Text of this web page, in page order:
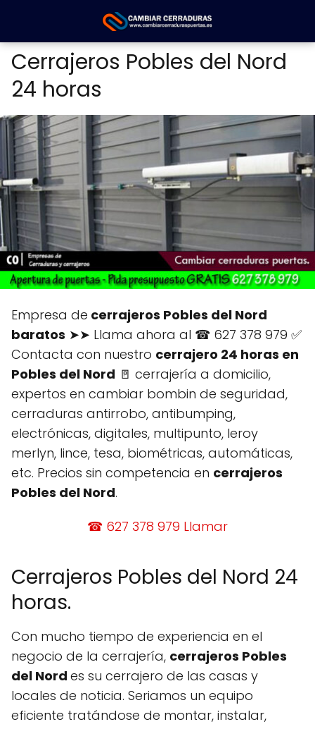
Cerrajeros Pobles del Nord
24 horas
Empresa de cerrajeros Pobles del Nord
baratos ➤➤ Llama ahora al ☎ 627 378 979 ✅
Contacta con nuestro cerrajero 24 horas en
Pobles del Nord 🚪 cerrajería a domicilio,
expertos en cambiar bombin de seguridad,
cerraduras antirrobo, antibumping,
electrónicas, digitales, multipunto, leroy
merlyn, lince, tesa, biométricas, automáticas,
etc. Precios sin competencia en cerrajeros
Pobles del Nord.
☎ 627 378 979 Llamar
Cerrajeros Pobles del Nord 24
horas.
Con mucho tiempo de experiencia en el
negocio de la cerrajería, cerrajeros Pobles
del Nord es su cerrajero de las casas y
locales de noticia. Seriamos un equipo
eficiente tratándose de montar, instalar,